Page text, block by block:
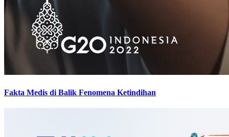
Fakta Medis di Balik Fenomena Ketindihan